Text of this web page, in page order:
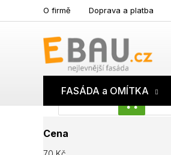
na
O firmě Doprava a platba
FASÁDA a OMÍTKA
o
s
Cena